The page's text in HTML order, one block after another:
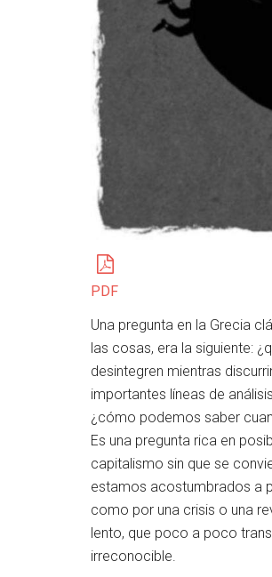
PDF
Una pregunta en la Grecia
las cosas, era la siguiente:
desintegren mientras
importantes líneas de
¿cómo podemos saber
Es una pregunta rica en
capitalismo sin que se
estamos acostumbrados a
como por una crisis o una
lento, que poco a poco
irreconocible.